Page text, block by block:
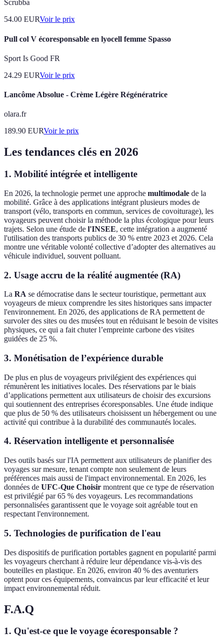
Scrubba
54.00 EURVoir le prix
Pull col V écoresponsable en lyocell femme Spasso
Sport Is Good FR
24.29 EURVoir le prix
Lancôme Absolue - Crème Légère Régénératrice
olara.fr
189.90 EURVoir le prix
Les tendances clés en 2026
1. Mobilité intégrée et intelligente
En 2026, la technologie permet une approche multimodale de la
mobilité. Grâce à des applications intégrant plusieurs modes de
transport (vélo, transports en commun, services de covoiturage), les
voyageurs peuvent choisir la méthode la plus écologique pour leurs
trajets. Selon une étude de l'INSEE, cette intégration a augmenté
l'utilisation des transports publics de 30 % entre 2023 et 2026. Cela
montre une véritable volonté collective d’adopter des alternatives au
véhicule individuel, souvent polluant.
2. Usage accru de la réalité augmentée (RA)
La RA se démocratise dans le secteur touristique, permettant aux
voyageurs de mieux comprendre les sites historiques sans impacter
l'environnement. En 2026, des applications de RA permettent de
survoler des sites ou des musées tout en réduisant le besoin de visites
physiques, ce qui a fait chuter l’empreinte carbone des visites
guidées de 25 %.
3. Monétisation de l’expérience durable
De plus en plus de voyageurs privilégient des expériences qui
rémunèrent les initiatives locales. Des réservations par le biais
d’applications permettent aux utilisateurs de choisir des excursions
qui soutiennent des entreprises écoresponsables. Une étude indique
que plus de 50 % des utilisateurs choisissent un hébergement ou une
activité qui contribue à la durabilité des communautés locales.
4. Réservation intelligente et personnalisée
Des outils basés sur l'IA permettent aux utilisateurs de planifier des
voyages sur mesure, tenant compte non seulement de leurs
préférences mais aussi de l'impact environnemental. En 2026, les
données de UFC-Que Choisir montrent que ce type de réservation
est privilégié par 65 % des voyageurs. Les recommandations
personnalisées garantissent que le voyage soit agréable tout en
respectant l'environnement.
5. Technologies de purification de l'eau
Des dispositifs de purification portables gagnent en popularité parmi
les voyageurs cherchant à réduire leur dépendance vis-à-vis des
bouteilles en plastique. En 2026, environ 40 % des aventuriers
optent pour ces équipements, convaincus par leur efficacité et leur
impact environnemental réduit.
F.A.Q
1. Qu'est-ce que le voyage écoresponsable ?